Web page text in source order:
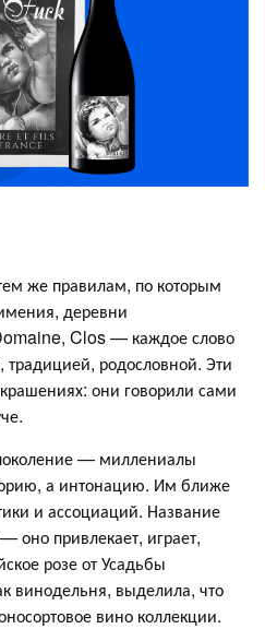
же правилам, по которым
деревни
Clos — каждое слово
традицией, родословной. Эти
они говорили сами
— миллениалы
а интонацию. Им ближе
и ассоциаций. Название
оно привлекает, играет,
розе от Усадьбы
винодельня, выделила, что
вино коллекции.